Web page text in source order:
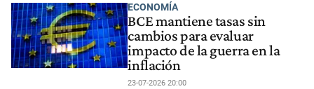
ECONOMÍA
BCE mantiene tasas sin
cambios para evaluar
impacto de la guerra en la
inflación
23-07-2026 20:00